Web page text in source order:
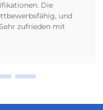
Die
und
zufrieden mit